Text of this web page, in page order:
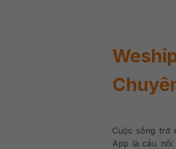
Cuộc sống trở
App là cầu nối